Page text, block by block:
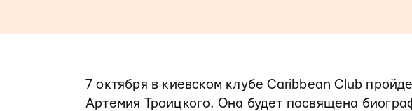
7 октября в киевском клубе Caribbean Club
Артемия Троицкого. Она будет посвящена